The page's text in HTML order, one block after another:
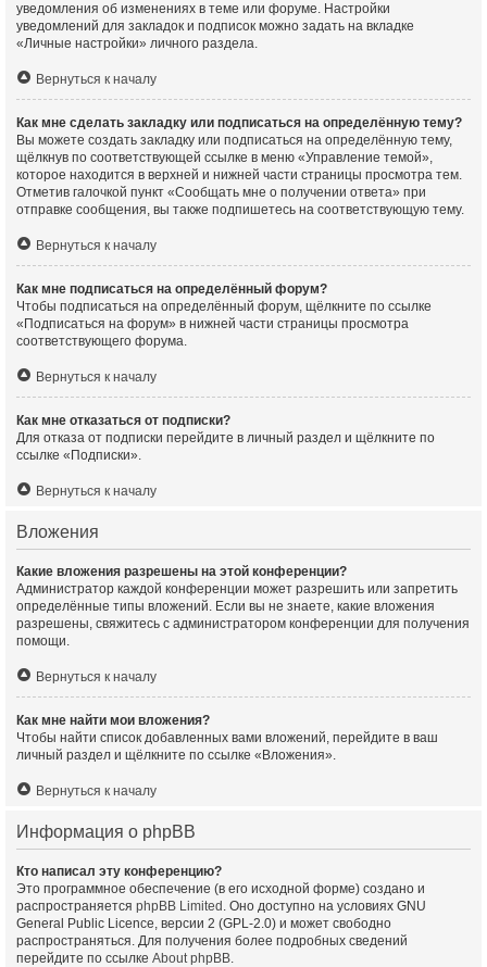
уведомления об изменениях в теме или форуме. Настройки
уведомлений для закладок и подписок можно задать на вкладке
«Личные настройки» личного раздела.
Вернуться к началу
Как мне сделать закладку или подписаться на определённую тему?
Вы можете создать закладку или подписаться на определённую тему,
щёлкнув по соответствующей ссылке в меню «Управление темой»,
которое находится в верхней и нижней части страницы просмотра тем.
Отметив галочкой пункт «Сообщать мне о получении ответа» при
отправке сообщения, вы также подпишетесь на соответствующую тему.
Вернуться к началу
Как мне подписаться на определённый форум?
Чтобы подписаться на определённый форум, щёлкните по ссылке
«Подписаться на форум» в нижней части страницы просмотра
соответствующего форума.
Вернуться к началу
Как мне отказаться от подписки?
Для отказа от подписки перейдите в личный раздел и щёлкните по
ссылке «Подписки».
Вернуться к началу
Вложения
Какие вложения разрешены на этой конференции?
Администратор каждой конференции может разрешить или запретить
определённые типы вложений. Если вы не знаете, какие вложения
разрешены, свяжитесь с администратором конференции для получения
помощи.
Вернуться к началу
Как мне найти мои вложения?
Чтобы найти список добавленных вами вложений, перейдите в ваш
личный раздел и щёлкните по ссылке «Вложения».
Вернуться к началу
Информация о phpBB
Кто написал эту конференцию?
Это программное обеспечение (в его исходной форме) создано и
распространяется phpBB Limited . Оно доступно на условиях GNU
General Public Licence, версии 2 (GPL-2.0) и может свободно
распространяться. Для получения более подробных сведений
перейдите по ссылке About phpBB.